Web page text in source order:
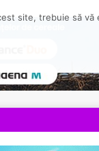
site, trebuie să